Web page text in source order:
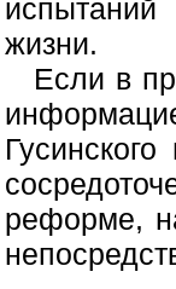
испытаний
жизни.
Если в
реформе,